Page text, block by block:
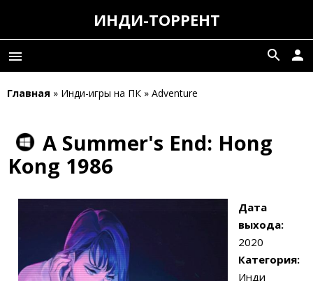
ИНДИ-ТОРРЕНТ
menu person
search
Главная » Инди-игры на ПК » Adventure
A Summer's End: Hong
Kong 1986
Дата
выхода:
2020
Категория:
Инди